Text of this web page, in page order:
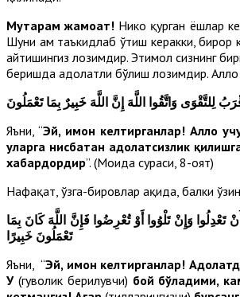
Муҳтарам жамоат! Никоҳ қурган ёшлар
Шуни ҳам таъкидлаб ўтиш керакки, бирор
айтишингиз лозимдир. Эҳтимол сизнинг
беришда адолатли бўлиш лозимдир.
لِلتَّقْوَى وَاتَّقُوا اللَّهَ إِنَّ اللَّهَ خَبِيرٌ بِمَا تَعْمَلُونَ
Яъни, “Эй, имон келтирганлар! Аллоҳ
уларга нисбатан адолатсизлик
хабардордир”. (Моида сураси, 8-оят)
Нафақат, ўзга-бировлар ҳақида, балки
تَعْدِلُوا وَإِنْ تَلْوُوا أَوْ تُعْرِضُوا فَإِنَّ اللَّهَ كَانَ بِمَا
تَعْمَلُونَ خَبِيرًا
Яъни, “Эй, имон келтирганлар!
У(гувоҳлик берилувчи) бой бўладими,